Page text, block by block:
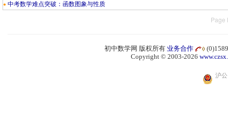
● 中考数学难点突破：函数图象与性质
Page
初中数学网 版权所有 业务合作
Copyright © 2003-2026
沪公